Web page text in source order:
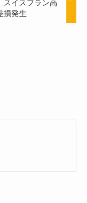
イスフラン高
損発生